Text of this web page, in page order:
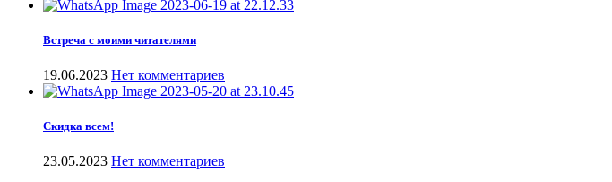
Встреча с моими читателями
19.06.2023 Нет комментариев
Скидка всем!
23.05.2023 Нет комментариев